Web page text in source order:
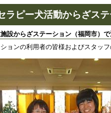
ピー犬活動からざステ
設からざステーション（福岡市）
ョンの利用者の皆様およびスタッ